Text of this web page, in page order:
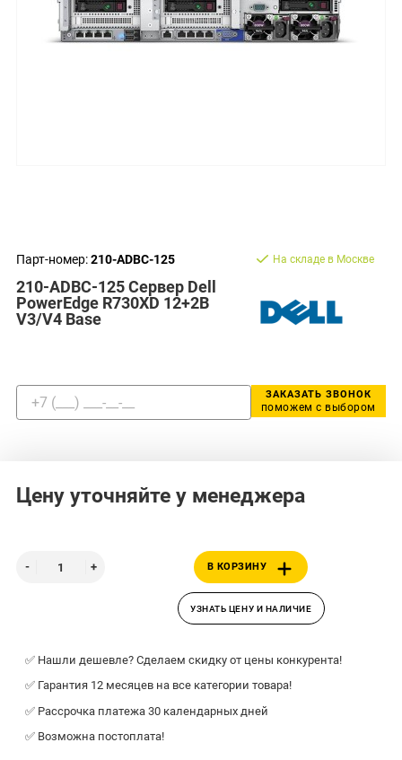
Парт-номер:210-ADBC-125
210-ADBC-125 Сервер Dell
PowerEdge R730XD 12+2B
V3/V4 Base
На складе в Москве
ЗАКАЗАТЬ ЗВОНОК
поможем с выбором
Цену уточняйте у менеджера
В КОРЗИНУ
УЗНАТЬ ЦЕНУ И НАЛИЧИЕ
✅ Нашли дешевле? Сделаем скидку от цены конкурента!
✅ Гарантия 12 месяцев на все категории товара!
✅ Рассрочка платежа 30 календарных дней
✅ Возможна постоплата!